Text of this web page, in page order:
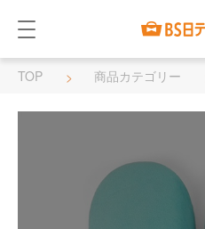
TOP 商品カテゴリー
靴